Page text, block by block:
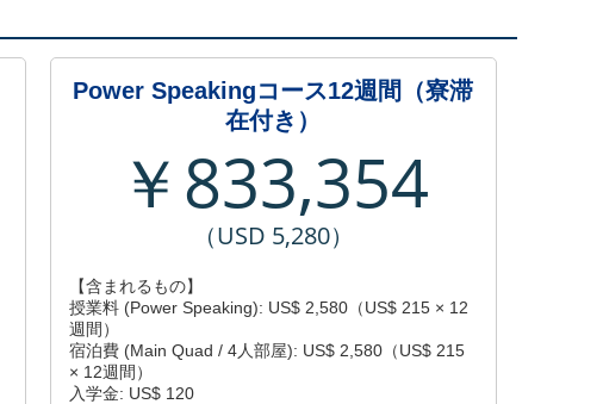
Power Speakingコース12週間（寮滞
在付き）
￥833,354
（USD 5,280）
【含まれるもの】
授業料 (Power Speaking): US$ 2,580（US$ 215 × 12
週間）
宿泊費 (Main Quad / 4人部屋): US$ 2,580（US$ 215
× 12週間）
入学金: US$ 120